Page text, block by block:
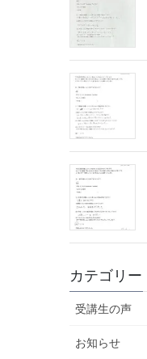
カテゴリー
受講生の声
お知らせ